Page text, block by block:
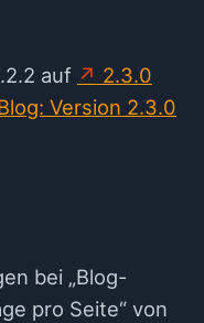
auf
2.3.0
Version 2.3.0
bei „Blog-
pro Seite“ von